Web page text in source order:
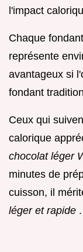
l'impact
Chaque
représente
avantageux si
fondant
Ceux qui
calorique
chocolat léger
minutes de
cuisson, il
léger et rapide .